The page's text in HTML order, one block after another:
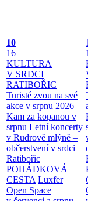
10
16
KULTURA
V SRDCI
RATIBOŘIC
Turisté zvou na své
akce v srpnu 2026
Kam za kopanou v
srpnu Letní koncerty
v Rudrově mlýně –
občerstvení v srdci
Ratibořic
POHÁDKOVÁ
CESTA Luxfer
Open Space